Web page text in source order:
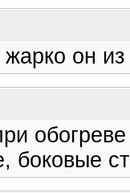
он
боковые